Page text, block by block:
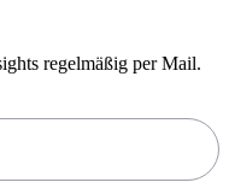
regelmäßig per Mail.